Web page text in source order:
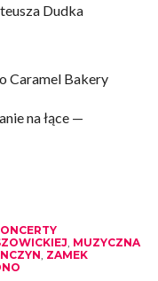
Dudka
Caramel Bakery
na łące —
MUZYCZNA
ZAMEK